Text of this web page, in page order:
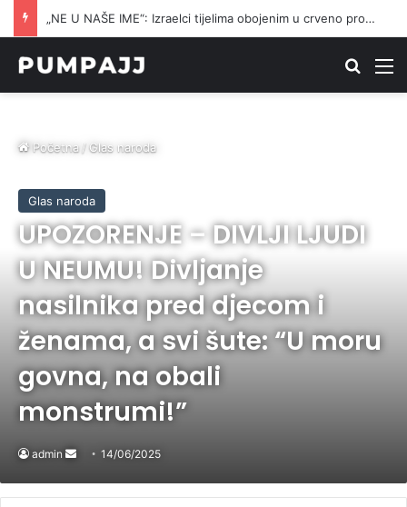
IZETBEGOVIĆ OTVORIO SVE KARTE: Otkrio zašto očekuje poraz Trojke i povratak SDA..
Traži
Početna/Glas naroda
Glas naroda
UPOZORENJE – DIVLJI LJUDI
U NEUMU! Divljanje
nasilnika pred djecom i
ženama, a svi šute: “U moru
govna, na obali
monstrumi!”
admin
Send
email
14/06/2025